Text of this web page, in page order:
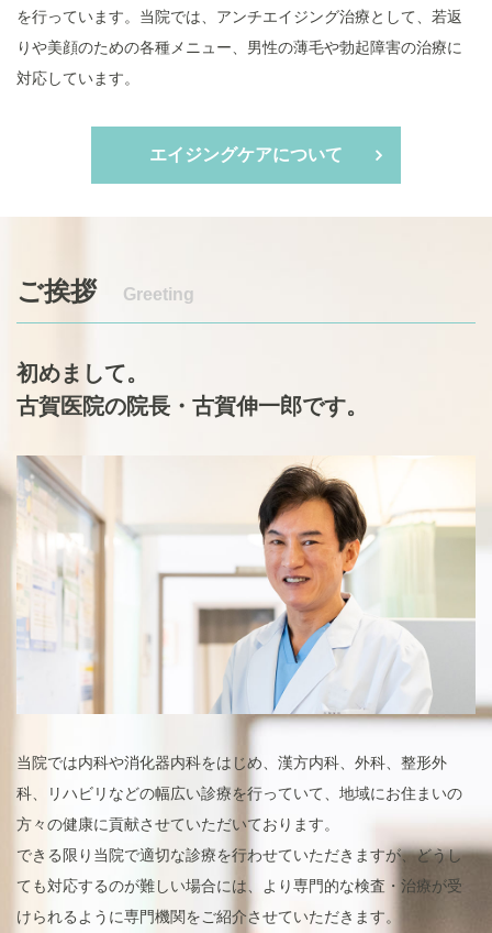
を行っています。当院では、アンチエイジング治療として、若返
りや美顔のための各種メニュー、男性の薄毛や勃起障害の治療に
対応しています。
エイジングケアについて
ご挨拶 Greeting
初めまして。
古賀医院の院長・古賀伸一郎です。
当院では内科や消化器内科をはじめ、漢方内科、外科、整形外
科、リハビリなどの幅広い診療を行っていて、地域にお住まいの
方々の健康に貢献させていただいております。
できる限り当院で適切な診療を行わせていただきますが、どうし
ても対応するのが難しい場合には、より専門的な検査・治療が受
けられるように専門機関をご紹介させていただきます。